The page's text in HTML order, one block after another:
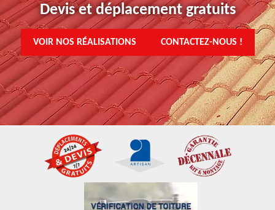
Devis et déplacement gratuits
VOIR NOS RÉALISATIONS CONTACTEZ-NOUS !